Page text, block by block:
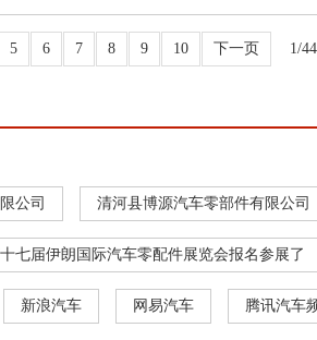
5 6 7 8 9 10 下一页 1/
公司 清河县博源汽车零部件有限公司
十七届伊朗国际汽车零配件展览会报名参展了
新浪汽车 网易汽车 腾讯汽车